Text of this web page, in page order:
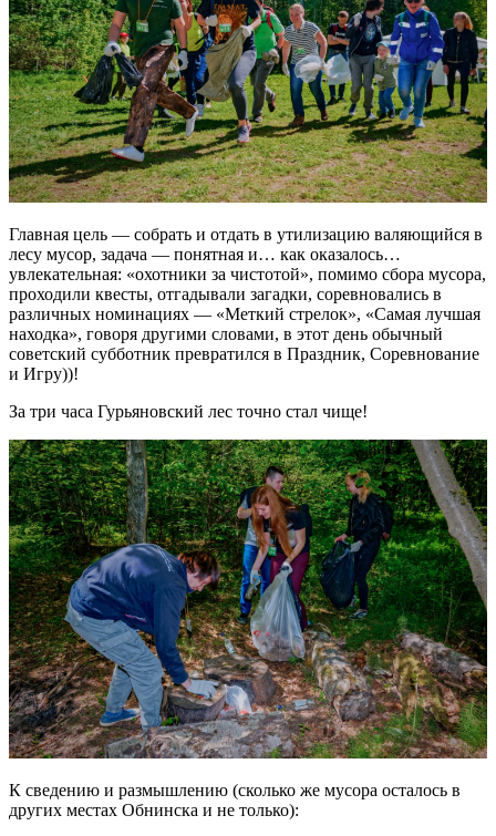
Главная цель — собрать и отдать в утилизацию валяющийся в
лесу мусор, задача — понятная и… как оказалось…
увлекательная: «охотники за чистотой», помимо сбора мусора,
проходили квесты, отгадывали загадки, соревновались в
различных номинациях — «Меткий стрелок», «Самая лучшая
находка», говоря другими словами, в этот день обычный
советский субботник превратился в Праздник, Соревнование
и Игру))!
За три часа Гурьяновский лес точно стал чище!
К сведению и размышлению (сколько же мусора осталось в
других местах Обнинска и не только):